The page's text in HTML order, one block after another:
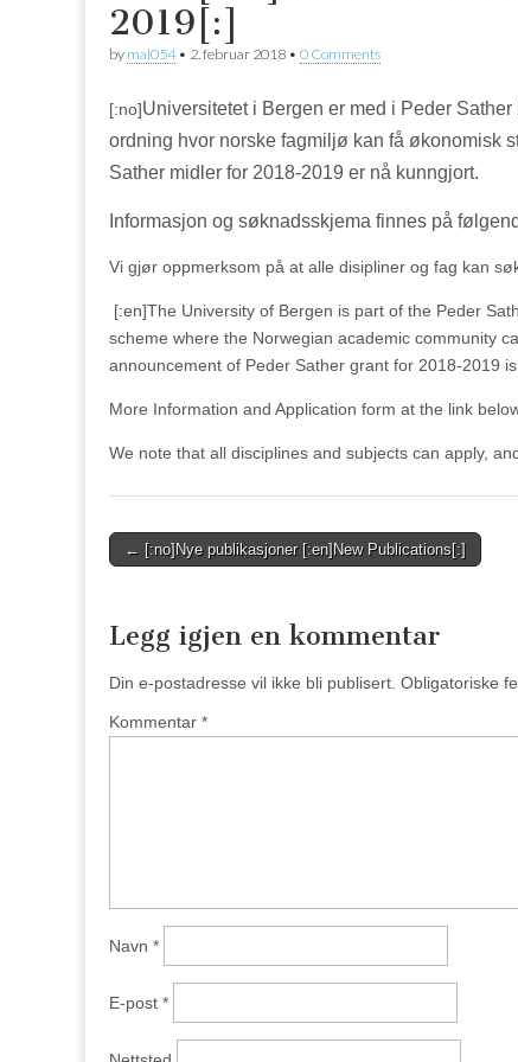
2019[:]
by mal054• 2. februar 2018 • 0 Comments
[:no]Universitetet i Bergen er med i Peder
ordning hvor norske fagmiljø kan få økonomisk
Sather midler for 2018-2019 er nå kunngjort.
Informasjon og søknadsskjema finnes på
Vi gjør oppmerksom på at alle disipliner og fag kan
[:en]The University of Bergen is part of the Peder
scheme where the Norwegian academic community
announcement of Peder Sather grant for 2018-2019 is
More Information and Application form at the link
We note that all disciplines and subjects can apply,
Post
← [:no]Nye publikasjoner [:en]New Publications[:]
Legg igjen en kommentar
Din e-postadresse vil ikke bli publisert. Obligatoriske
Kommentar *
Navn *
E-post *